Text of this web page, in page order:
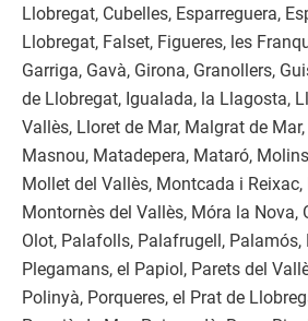
Llobregat, Cubelles, Esparreguera,
Llobregat, Falset, Figueres, les
Garriga, Gavà, Girona, Granollers,
de Llobregat, Igualada, la Llagosta,
Vallès, Lloret de Mar, Malgrat de
Masnou, Matadepera, Mataró,
Mollet del Vallès, Montcada i
Montornès del Vallès, Móra la Nova,
Olot, Palafolls, Palafrugell, Palamós,
Plegamans, el Papiol, Parets del
Polinyà, Porqueres, el Prat de